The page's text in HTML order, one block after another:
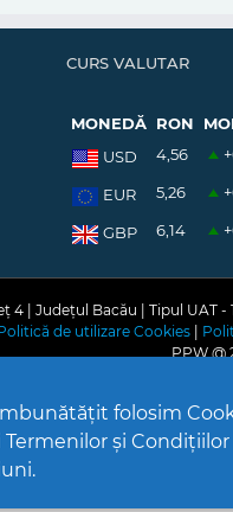
folosim
și Condițiilor
CURS VALUTAR
MONEDĂ RON
USD
4,56
EUR 5,26
GBP 6,14
4 | Județul Bacău | Tipul UAT
de utilizare Cookies
PPW @